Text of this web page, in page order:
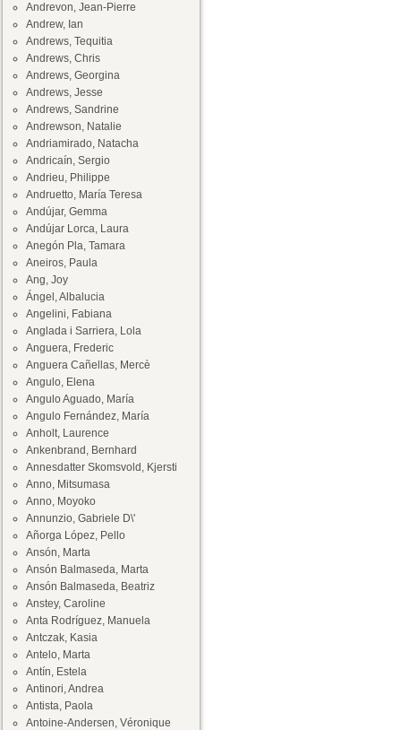
Andrevon, Jean-Pierre
Andrew, Ian
Andrews, Tequitia
Andrews, Chris
Andrews, Georgina
Andrews, Jesse
Andrews, Sandrine
Andrewson, Natalie
Andriamirado, Natacha
Andricaín, Sergio
Andrieu, Philippe
Andruetto, María Teresa
Andújar, Gemma
Andújar Lorca, Laura
Anegón Pla, Tamara
Aneiros, Paula
Ang, Joy
Ángel, Albalucia
Angelini, Fabiana
Anglada i Sarriera, Lola
Anguera, Frederic
Anguera Cañellas, Mercè
Angulo, Elena
Angulo Aguado, María
Angulo Fernández, María
Anholt, Laurence
Ankenbrand, Bernhard
Annesdatter Skomsvold, Kjersti
Anno, Mitsumasa
Anno, Moyoko
Annunzio, Gabriele D\'
Añorga López, Pello
Ansón, Marta
Ansón Balmaseda, Marta
Ansón Balmaseda, Beatriz
Anstey, Caroline
Anta Rodríguez, Manuela
Antczak, Kasia
Antelo, Marta
Antín, Estela
Antinori, Andrea
Antista, Paola
Antoine-Andersen, Véronique